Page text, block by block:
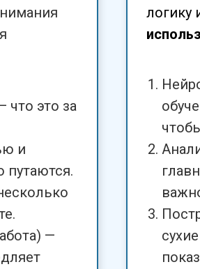
что это за
и
путаются.
—
логику